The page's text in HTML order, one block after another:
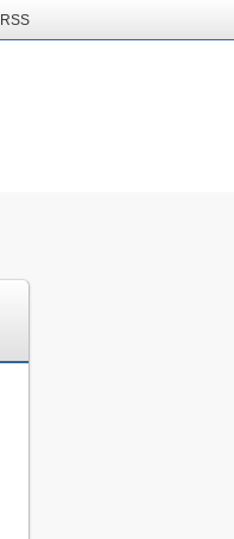
RSS